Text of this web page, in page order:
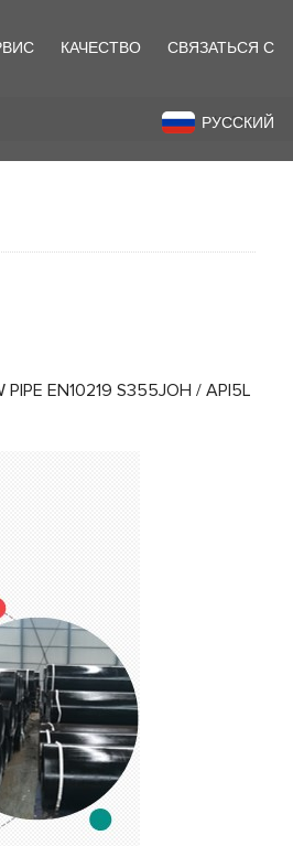
КАЧЕСТВО СВЯЗАТЬСЯ С
РУССКИЙ
назад
EN10219 S355JOH / API5L